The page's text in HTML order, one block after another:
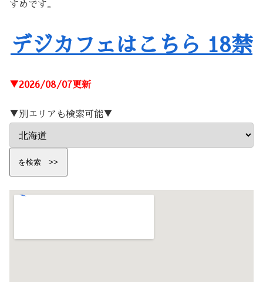
すめです。
デジカフェはこちら 18禁
▼2026/08/07更新
▼別エリアも検索可能▼